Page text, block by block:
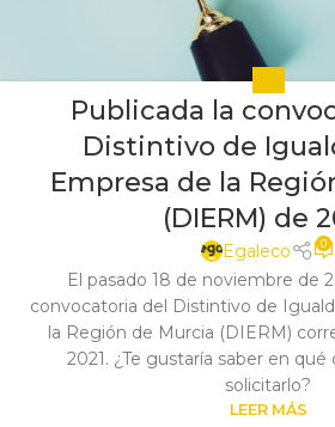
DE&I
Publicada la
Distintivo de
Empresa de la
(DIERM) de
Egaleco 0
El pasado 18 de noviembre de
convocatoria del Distintivo de
la Región de Murcia (DIERM)
2021. ¿Te gustaría saber en
solicitarlo?
LEER MÁS